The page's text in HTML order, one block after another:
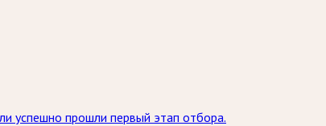
успешно прошли первый этап отбора.